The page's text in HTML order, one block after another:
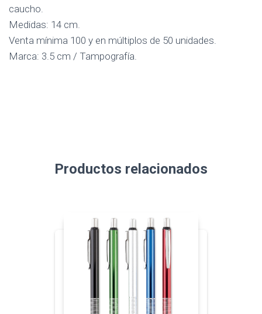
caucho.
Medidas: 14 cm.
Venta mínima 100 y en múltiplos de 50 unidades.
Marca: 3.5 cm / Tampografía.
Productos relacionados